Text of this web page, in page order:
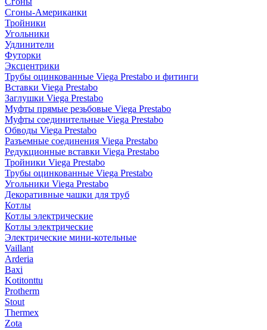
Сгоны-Американки
Тройники
Угольники
Удлинители
Футорки
Эксцентрики
Трубы оцинкованные Viega Prestabo и фитинги
Вставки Viega Prestabo
Заглушки Viega Prestabo
Муфты прямые резьбовые Viega Prestabo
Муфты соединительные Viega Prestabo
Обводы Viega Prestabo
Разъемные соединения Viega Prestabo
Редукционные вставки Viega Prestabo
Тройники Viega Prestabo
Трубы оцинкованные Viega Prestabo
Угольники Viega Prestabo
Декоративные чашки для труб
Котлы
Котлы электрические
Котлы электрические
Электрические мини-котельные
Vaillant
Arderia
Baxi
Kotitonttu
Protherm
Stout
Thermex
Zota